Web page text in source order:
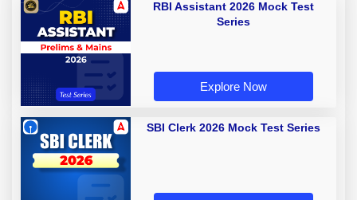
RBI Assistant 2026 Mock Test
Series
Explore Now
SBI Clerk 2026 Mock Test Series